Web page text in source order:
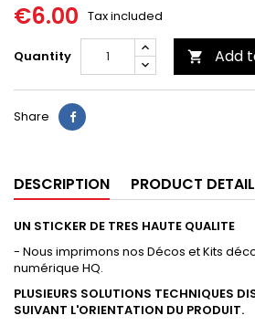
€6.00 Tax included
Quantity  Add
Share
DESCRIPTION PRODUCT
UN STICKER DE TRES HAUTE QUALITE
- Nous imprimons nos Décos et Kits
numérique HQ.
PLUSIEURS SOLUTIONS TECHNIQUES
SUIVANT L'ORIENTATION DU PRODUIT.